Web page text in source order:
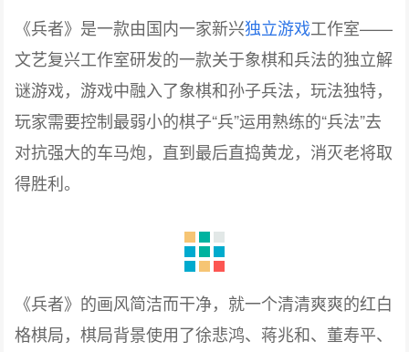
《兵者》是一款由国内一家新兴独立游戏工作室——
文艺复兴工作室研发的一款关于象棋和兵法的独立解
谜游戏，游戏中融入了象棋和孙子兵法，玩法独特，
玩家需要控制最弱小的棋子“兵”运用熟练的“兵法”去
对抗强大的车马炮，直到最后直捣黄龙，消灭老将取
得胜利。
《兵者》的画风简洁而干净，就一个清清爽爽的红白
格棋局，棋局背景使用了徐悲鸿、蒋兆和、董寿平、